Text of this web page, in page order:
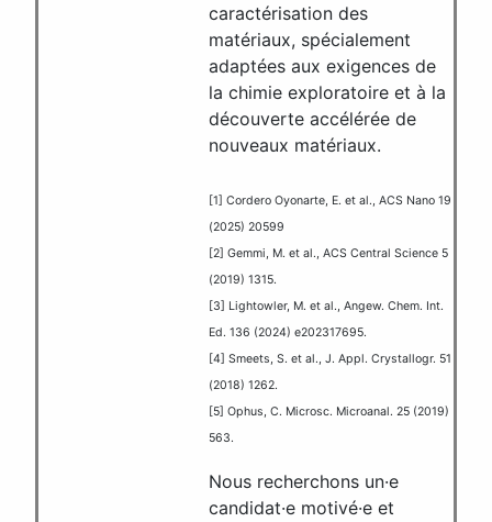
caractérisation des
matériaux, spécialement
adaptées aux exigences de
la chimie exploratoire et à la
découverte accélérée de
nouveaux matériaux.
[1] Cordero Oyonarte, E. et al., ACS Nano 19
(2025) 20599
[2] Gemmi, M. et al., ACS Central Science 5
(2019) 1315.
[3] Lightowler, M. et al., Angew. Chem. Int.
Ed. 136 (2024) e202317695.
[4] Smeets, S. et al., J. Appl. Crystallogr. 51
(2018) 1262.
[5] Ophus, C. Microsc. Microanal. 25 (2019)
563.
Nous recherchons un·e
candidat·e motivé·e et